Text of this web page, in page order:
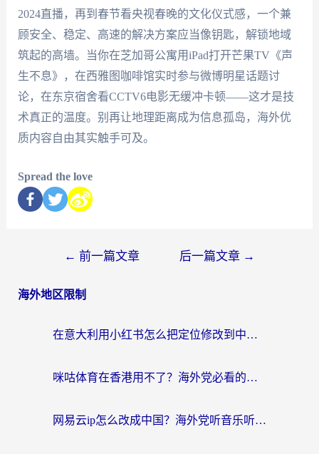
2024直播，再到春节看央视春晚的文化仪式感，一个兼
顾安全、稳定、高速的解决方案应当像钥匙，解锁地域
筑起的高墙。当你在芝加哥公寓用iPad打开芒果TV《声
生不息》，在西雅图咖啡馆实时参与微博明星话题讨
论，在东京宿舍看CCTV6电影无缓冲卡顿——这才是技
术真正的温度。别再让地理距离成为信息孤岛，海外优
质内容自由其实触手可及。
Spread the love
← 前一篇文章 后一篇文章 →
海外地区限制
在意大利用小红书怎么把定位修改到中国国内？3个实用技巧+1个靠谱工具帮你搞定
咪咕体育在香港用不了？海外党必看的回国加速器选择指南（附3个真实场景解决方案）
网易云ip怎么改成中国？海外党听音乐听书的无痛解决方案